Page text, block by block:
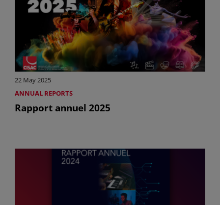
22 May 2025
ANNUAL REPORTS
Rapport annuel 2025